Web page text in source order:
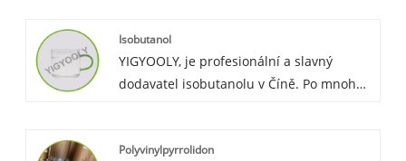
Mnoho slavných výrobců nátěrů používá
naši kyselinu akrylovou, aby byla jejich
výroba bezpečná a vysoce kvalitní.
Isobutanol
YIGYOOLY, je profesionální a slavný
dodavatel isobutanolu v Číně. Po mnoha
vztahů se zákazníky z Kolumbie, Mexika,
Polyvinylpyrrolidon